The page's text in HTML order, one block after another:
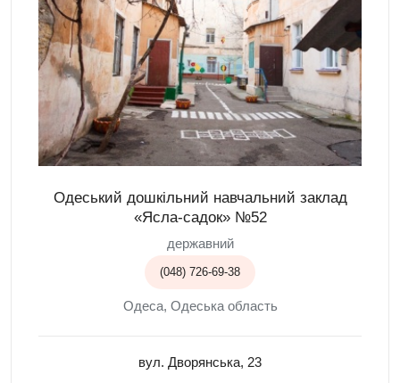
Одеський дошкільний навчальний заклад
«Ясла-садок» №52
державний
(048) 726-69-38
Одеса, Одеська область
вул. Дворянська, 23